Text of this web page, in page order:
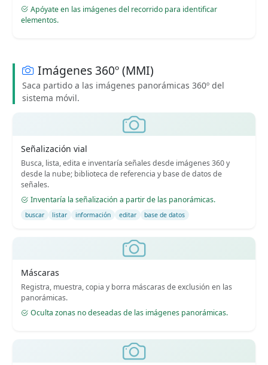
Apóyate en las imágenes del recorrido para identificar
elementos.
Imágenes 360º (MMI)
Saca partido a las imágenes panorámicas 360º del
sistema móvil.
Señalización vial
Busca, lista, edita e inventaría señales desde imágenes 360 y
desde la nube; biblioteca de referencia y base de datos de
señales.
Inventaría la señalización a partir de las panorámicas.
buscar listar información editar base de datos
Máscaras
Registra, muestra, copia y borra máscaras de exclusión en las
panorámicas.
Oculta zonas no deseadas de las imágenes panorámicas.